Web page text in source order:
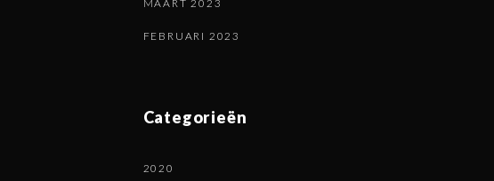
MAART 2023
FEBRUARI 2023
Categorieën
2020